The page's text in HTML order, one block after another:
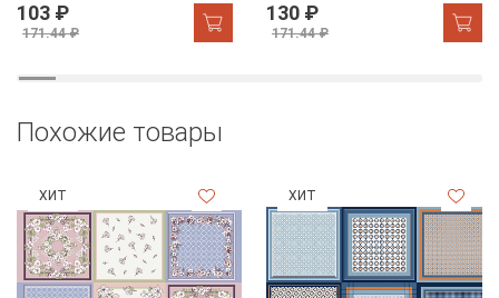
103 ₽
171.44 ₽
130 ₽
171.44 ₽
Похожие товары
ХИТ ХИТ